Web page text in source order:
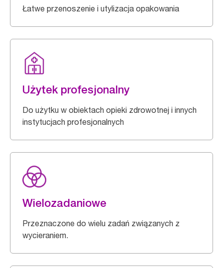
Łatwe przenoszenie i utylizacja opakowania
Użytek profesjonalny
Do użytku w obiektach opieki zdrowotnej i innych
instytucjach profesjonalnych
Wielozadaniowe
Przeznaczone do wielu zadań związanych z
wycieraniem.